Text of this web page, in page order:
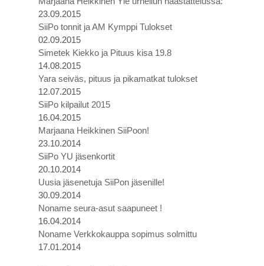
23.09.2015
SiiPo tonnit ja AM Kymppi Tulokset
02.09.2015
Simetek Kiekko ja Pituus kisa 19.8
14.08.2015
Yara seiväs, pituus ja pikamatkat tulokset
12.07.2015
SiiPo kilpailut 2015
16.04.2015
Marjaana Heikkinen SiiPoon!
23.10.2014
SiiPo YU jäsenkortit
20.10.2014
Uusia jäsenetuja SiiPon jäsenille!
30.09.2014
Noname seura-asut saapuneet !
16.04.2014
Noname Verkkokauppa sopimus solmittu
17.01.2014